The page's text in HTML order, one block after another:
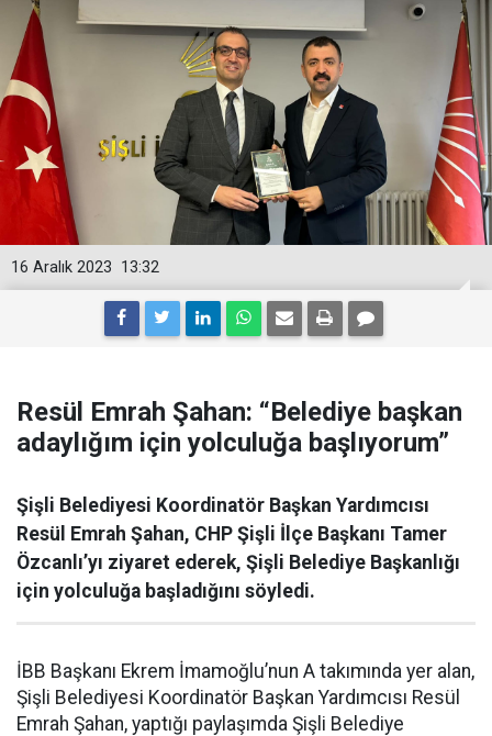
13:32
16 Aralık 2023
Resül Emrah Şahan: “Belediye başkan
adaylığım için yolculuğa başlıyorum”
Şişli Belediyesi Koordinatör Başkan Yardımcısı
Resül Emrah Şahan, CHP Şişli İlçe Başkanı Tamer
Özcanlı’yı ziyaret ederek, Şişli Belediye Başkanlığı
için yolculuğa başladığını söyledi.
İBB Başkanı Ekrem İmamoğlu’nun A takımında yer alan,
Şişli Belediyesi Koordinatör Başkan Yardımcısı Resül
Emrah Şahan, yaptığı paylaşımda Şişli Belediye